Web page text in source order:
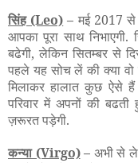
सिंह(Leo) – मई 2017 से
आपका पूरा साथ
बढेगी, लेकिन सितम्बर से
पहले यह सोच लें की क्या
मिलाकर हालात कुछ ऐसे
परिवार में अपनों की
ज़रूरत पड़ेगी.
कन्या(Virgo)– अभी से